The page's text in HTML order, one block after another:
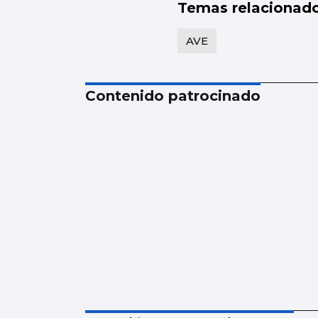
Temas
AVE
Contenido patrocinado